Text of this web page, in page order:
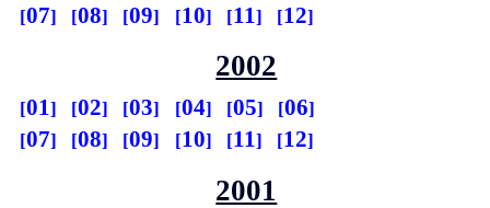
07
08 09 10 11 12
2002
01 02 03 04 05
06
07
08 09 10 11 12
2001